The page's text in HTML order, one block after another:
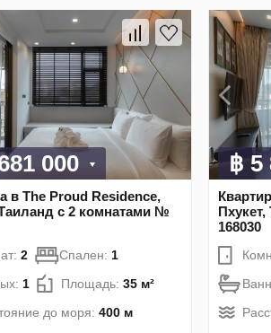
000
в The Proud Residence,
с 2 комнатами №
2 Спален: 1
1 Площадь: 35 м²
до моря: 400 м
฿ 5
168030